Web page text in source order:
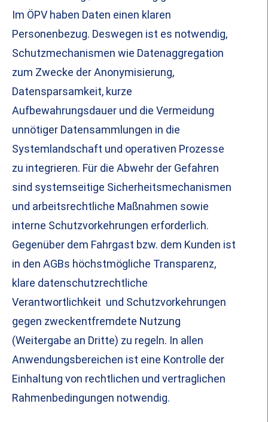
Im ÖPV haben Daten einen klaren
Personenbezug. Deswegen ist es notwendig,
Schutzmechanismen wie Datenaggregation
zum Zwecke der Anonymisierung,
Datensparsamkeit, kurze
Aufbewahrungsdauer und die Vermeidung
unnötiger Datensammlungen in die
Systemlandschaft und operativen Prozesse
zu integrieren. Für die Abwehr der Gefahren
sind systemseitige Sicherheitsmechanismen
und arbeitsrechtliche Maßnahmen sowie
interne Schutzvorkehrungen erforderlich.
Gegenüber dem Fahrgast bzw. dem Kunden ist
in den AGBs höchstmögliche Transparenz,
klare datenschutzrechtliche
Verantwortlichkeit und Schutzvorkehrungen
gegen zweckentfremdete Nutzung
(Weitergabe an Dritte) zu regeln. In allen
Anwendungsbereichen ist eine Kontrolle der
Einhaltung von rechtlichen und vertraglichen
Rahmenbedingungen notwendig.